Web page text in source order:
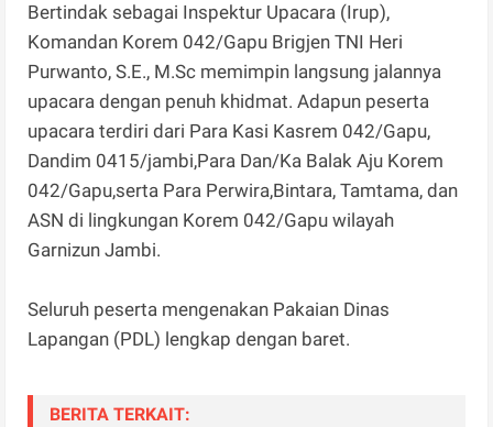
Bertindak sebagai Inspektur Upacara (Irup),
Komandan Korem 042/Gapu Brigjen TNI Heri
Purwanto, S.E., M.Sc memimpin langsung jalannya
upacara dengan penuh khidmat. Adapun peserta
upacara terdiri dari Para Kasi Kasrem 042/Gapu,
Dandim 0415/jambi,Para Dan/Ka Balak Aju Korem
042/Gapu,serta Para Perwira,Bintara, Tamtama, dan
ASN di lingkungan Korem 042/Gapu wilayah
Garnizun Jambi.
Seluruh peserta mengenakan Pakaian Dinas
Lapangan (PDL) lengkap dengan baret.
BERITA TERKAIT: